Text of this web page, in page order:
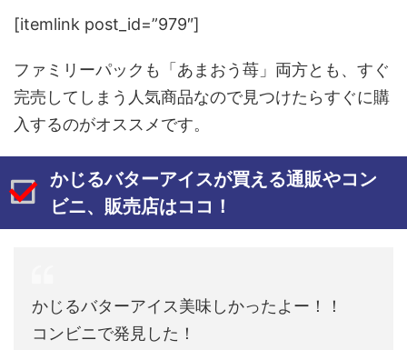
[itemlink post_id=”979″]
ファミリーパックも「あまおう苺」両方とも、すぐ
完売してしまう人気商品なので見つけたらすぐに購
入するのがオススメです。
かじるバターアイスが買える通販やコン
ビニ、販売店はココ！
かじるバターアイス美味しかったよー！！
コンビニで発見した！